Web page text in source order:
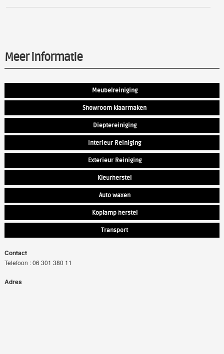
Meer informatie
Meubelreiniging
Showroom klaarmaken
Dieptereiniging
Interieur Reiniging
Exterieur Reiniging
Kleurherstel
Auto waxen
Koplamp herstel
Transport
Contact
Telefoon : 06 301 380 11
Adres